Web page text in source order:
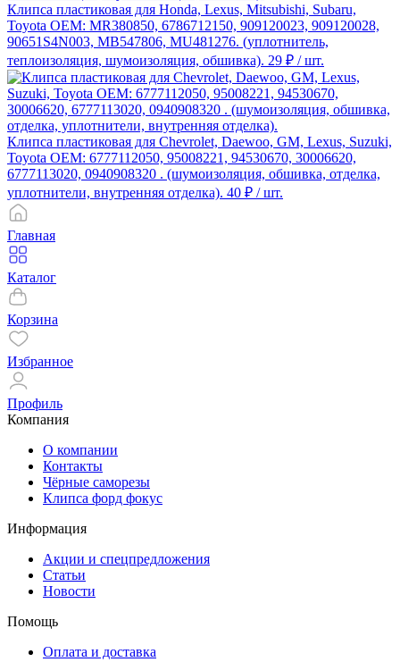
Клипса пластиковая для Honda, Lexus, Mitsubishi, Subaru,
Toyota ОЕМ: MR380850, 6786712150, 909120023, 909120028,
90651S4N003, MB547806, MU481276. (уплотнитель,
теплоизоляция, шумоизоляция, обшивка). 29 ₽ / шт.
Клипса пластиковая для Chevrolet, Daewoo, GM, Lexus, Suzuki,
Toyota ОЕМ: 6777112050, 95008221, 94530670, 30006620,
6777113020, 0940908320 . (шумоизоляция, обшивка, отделка,
уплотнители, внутренняя отделка). 40 ₽ / шт.
Главная
Каталог
Корзина
Избранное
Профиль
Компания
О компании
Контакты
Чёрные саморезы
Клипса форд фокус
Информация
Акции и спецпредложения
Статьи
Новости
Помощь
Оплата и доставка